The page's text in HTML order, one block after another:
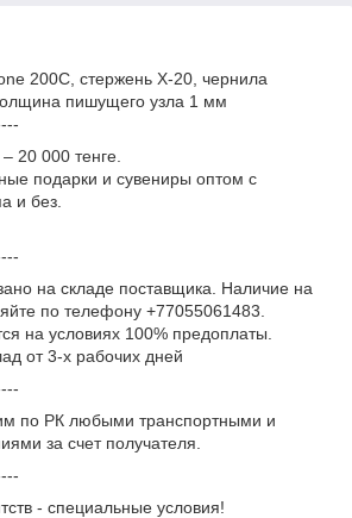
200C, стержень Х-20, чернила
пишущего узла 1 мм
20 000 тенге.
подарки и сувениры оптом с
и без.
на складе поставщика. Наличие на
по телефону +77055061483.
на условиях 100% предоплаты.
от 3-x рабочих дней
по РК любыми транспортными и
за счет получателя.
- специальные условия!